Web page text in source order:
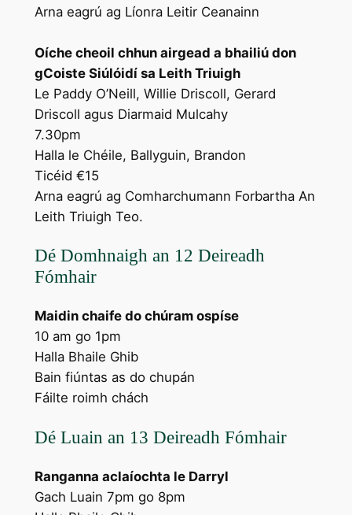
Arna eagrú ag Líonra Leitir Ceanainn
Oíche cheoil chhun airgead a bhailiú don
gCoiste Siúlóidí sa Leith Triuigh
Le Paddy O’Neill, Willie Driscoll, Gerard
Driscoll agus Diarmaid Mulcahy
7.30pm
Halla le Chéile, Ballyguin, Brandon
Ticéid €15
Arna eagrú ag Comharchumann Forbartha An
Leith Triuigh Teo.
Dé Domhnaigh an 12 Deireadh
Fómhair
Maidin chaife do chúram ospíse
10 am go 1pm
Halla Bhaile Ghib
Bain fiúntas as do chupán
Fáilte roimh chách
Dé Luain an 13 Deireadh Fómhair
Ranganna aclaíochta le Darryl
Gach Luain 7pm go 8pm